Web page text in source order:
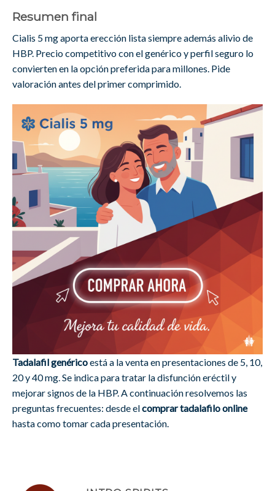
Resumen final
Cialis 5 mg aporta erección lista siempre además alivio de
HBP. Precio competitivo con el genérico y perfil seguro lo
convierten en la opción preferida para millones. Pide
valoración antes del primer comprimido.
Tadalafil genéricoestá a la venta en presentaciones de 5, 10,
20 y 40 mg. Se indica para tratar la disfunción eréctil y
mejorar signos de la HBP. A continuación resolvemos las
preguntas frecuentes: desde elcomprar tadalafilo online
hasta como tomar cada presentación.